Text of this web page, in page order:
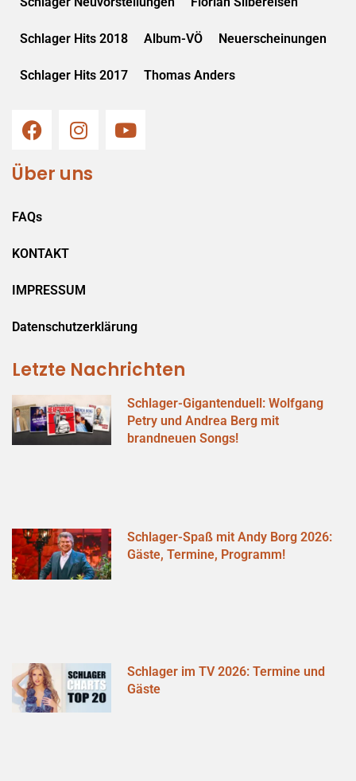
Schlager Hits 2018 Album-VÖ Neuerscheinungen
Schlager Hits 2017 Thomas Anders
Über uns
FAQs
KONTAKT
IMPRESSUM
Datenschutzerklärung
Letzte Nachrichten
Schlager-Gigantenduell: Wolfgang
Petry und Andrea Berg mit
brandneuen Songs!
Schlager-Spaß mit Andy Borg 2026:
Gäste, Termine, Programm!
Schlager im TV 2026: Termine und
Gäste